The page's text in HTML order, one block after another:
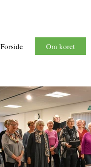
Forside Om koret